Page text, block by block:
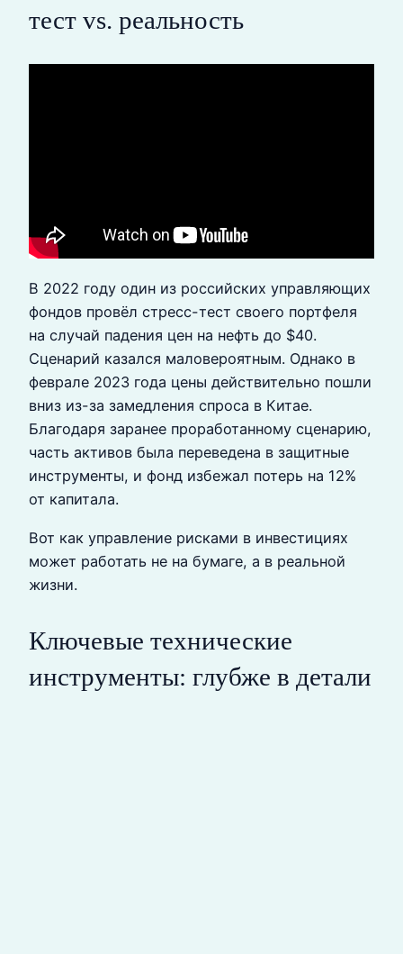
тест vs. реальность
В 2022 году один из российских управляющих
фондов провёл стресс-тест своего портфеля
на случай падения цен на нефть до $40.
Сценарий казался маловероятным. Однако в
феврале 2023 года цены действительно пошли
вниз из-за замедления спроса в Китае.
Благодаря заранее проработанному сценарию,
часть активов была переведена в защитные
инструменты, и фонд избежал потерь на 12%
от капитала.
Вот как управление рисками в инвестициях
может работать не на бумаге, а в реальной
жизни.
Ключевые технические
инструменты: глубже в детали